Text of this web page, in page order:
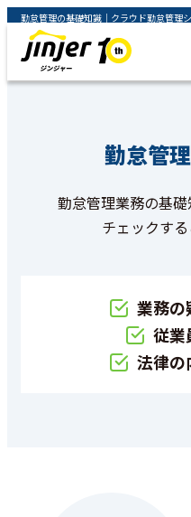
勤怠管理の基礎知識｜クラウド勤怠管理
勤怠管
勤怠管理業務の基
チェックする
業務の
従業
法律の